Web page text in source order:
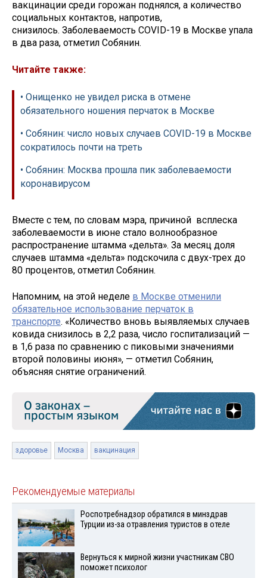
вакцинации среди горожан поднялся, а количество
социальных контактов, напротив,
снизилось. Заболеваемость COVID-19 в Москве упала
в два раза, отметил Собянин.
Читайте также:
• Онищенко не увидел риска в отмене
обязательного ношения перчаток в Москве
• Собянин: число новых случаев COVID-19 в Москве
сократилось почти на треть
• Собянин: Москва прошла пик заболеваемости
коронавирусом
Вместе с тем, по словам мэра, причиной всплеска
заболеваемости в июне стало волнообразное
распространение штамма «дельта». За месяц доля
случаев штамма «дельта» подскочила с двух-трех до
80 процентов, отметил Собянин.
Напомним, на этой неделе в Москве отменили
обязательное использование перчаток в
транспорте. «Количество вновь выявляемых случаев
ковида снизилось в 2,2 раза, число госпитализаций —
в 1,6 раза по сравнению с пиковыми значениями
второй половины июня», — отметил Собянин,
объясняя снятие ограничений.
здоровье Москва вакцинация
Рекомендуемые материалы
Роспотребнадзор обратился в минздрав
Турции из-за отравления туристов в отеле
Вернуться к мирной жизни участникам СВО
поможет психолог